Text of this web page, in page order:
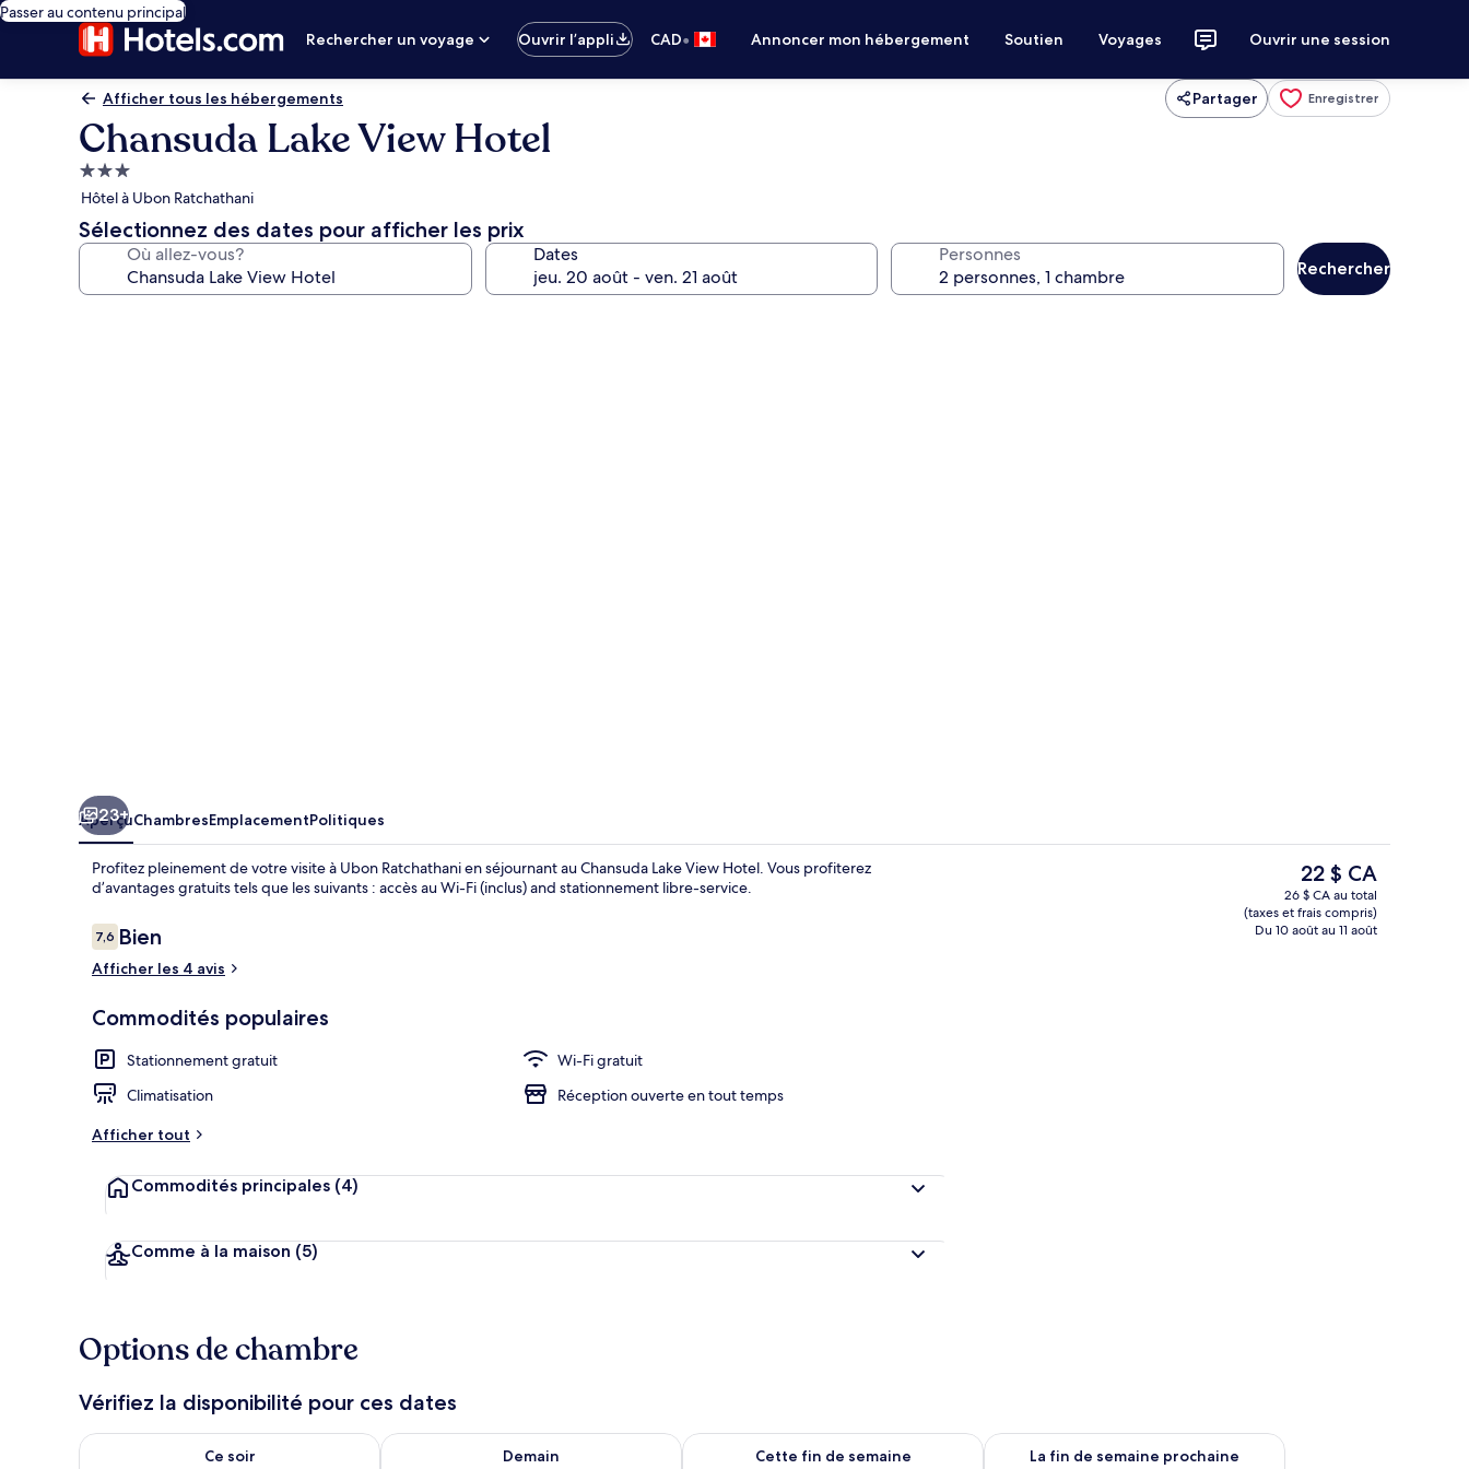
Passer au contenu principal
Rechercher un voyage
Ouvrir l’appli CAD• Annoncer mon hébergement Soutien Voyages Ouvrir une session
Afficher tous les hébergements Partager Enregistrer
Chansuda Lake View Hotel
Hébergement
3.0 étoiles
Hôtel à Ubon Ratchathani
Sélectionnez des dates pour afficher les prix
Où allez-vous? Dates Personnes
Rechercher
Chambre Deluxe avec lits jumeaux | Bureau, accès au Wi-Fi (inclus)
VIP Room | Commodité de la chambre
23+
AperçuChambresEmplacementPolitiques
Profitez pleinement de votre visite à Ubon Ratchathani en séjournant au Chansuda Lake View Hotel. Vous profiterez
d’avantages gratuits tels que les suivants : accès au Wi-Fi (inclus) and stationnement libre-service.
Avis
7,67,6 sur 10 –
Bien
Afficher les 4 avis
Commodités populaires
Stationnement gratuit
Wi-Fi gratuit
Climatisation
Réception ouverte en tout temps
Afficher tout
Commodités principales (4)
Comme à la maison (5)
Le
prix
actuel
est
22 $ CA
26 $ CA au total
(taxes et frais compris)
Du 10 août au 11 août
Options de chambre
Vérifiez la disponibilité pour ces dates
Ce soir
Vérifier la disponibilité pour ce soir août 6 - août 7
Demain
Vérifier la disponibilité pour demain août 7 - août 8
Cette fin de semaine
Vérifier la disponibilité pour cette fin de semaine août 7 - août 9
La fin de semaine prochaine
Vérifier la disponibilité pour la fin de semaine prochaine août